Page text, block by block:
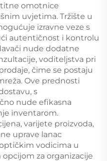
omotnice
uvjetima. Tržište u
izravne veze s
autentičnost i kontrolu
nude dodatne
voditeljstva pri
čime se postaju
Ove prednosti
s
nude efikasna
inventarom.
varijete proizvoda,
uprave lanac
vodicima u
za organizacije